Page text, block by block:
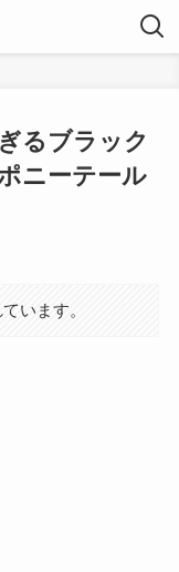
るブラック
ニーテール
います。